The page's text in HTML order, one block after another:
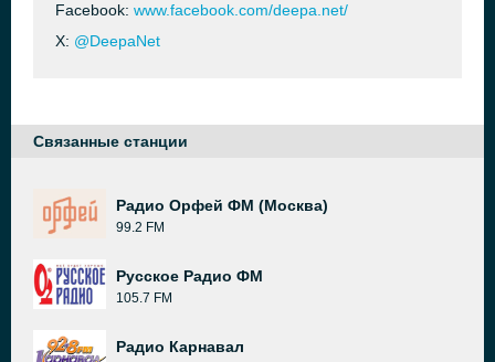
Facebook: www.facebook.com/deepa.net/
X: @DeepaNet
Связанные станции
Радио Орфей ФМ (Москва)
99.2 FM
Русское Радио ФМ
105.7 FM
Радио Карнавал